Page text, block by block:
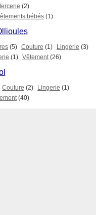
(2)
bébés (1)
(5) Couture (1) Lingerie (3)
(1) Vêtement (26)
Couture (2) Lingerie (1)
(40)